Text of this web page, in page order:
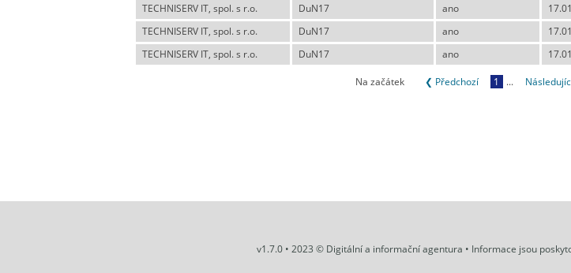
TECHNISERV IT, spol. s r.o.
DuN17 ano
TECHNISERV IT, spol. s r.o.
DuN17 ano
TECHNISERV IT, spol. s r.o.
DuN17 ano
Na začátek ❮ Předchozí 1 ...
v1.7.0 • 2023 © Digitální a informační agentura • Informace jsou